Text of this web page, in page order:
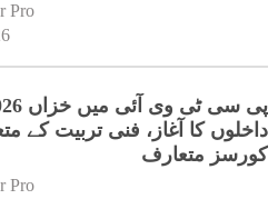
Pro
داخلوں کا آغاز، فنی تربیت کے
کورسز متعارف
Pro